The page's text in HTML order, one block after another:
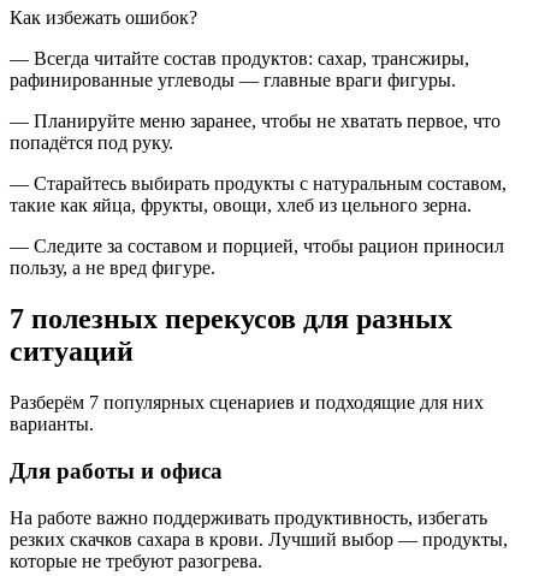
Как избежать ошибок?
— Всегда читайте состав продуктов: сахар, трансжиры,
рафинированные углеводы — главные враги фигуры.
— Планируйте меню заранее, чтобы не хватать первое, что
попадётся под руку.
— Старайтесь выбирать продукты с натуральным составом,
такие как яйца, фрукты, овощи, хлеб из цельного зерна.
— Следите за составом и порцией, чтобы рацион приносил
пользу, а не вред фигуре.
7 полезных перекусов для разных
ситуаций
Разберём 7 популярных сценариев и подходящие для них
варианты.
Для работы и офиса
На работе важно поддерживать продуктивность, избегать
резких скачков сахара в крови. Лучший выбор — продукты,
которые не требуют разогрева.